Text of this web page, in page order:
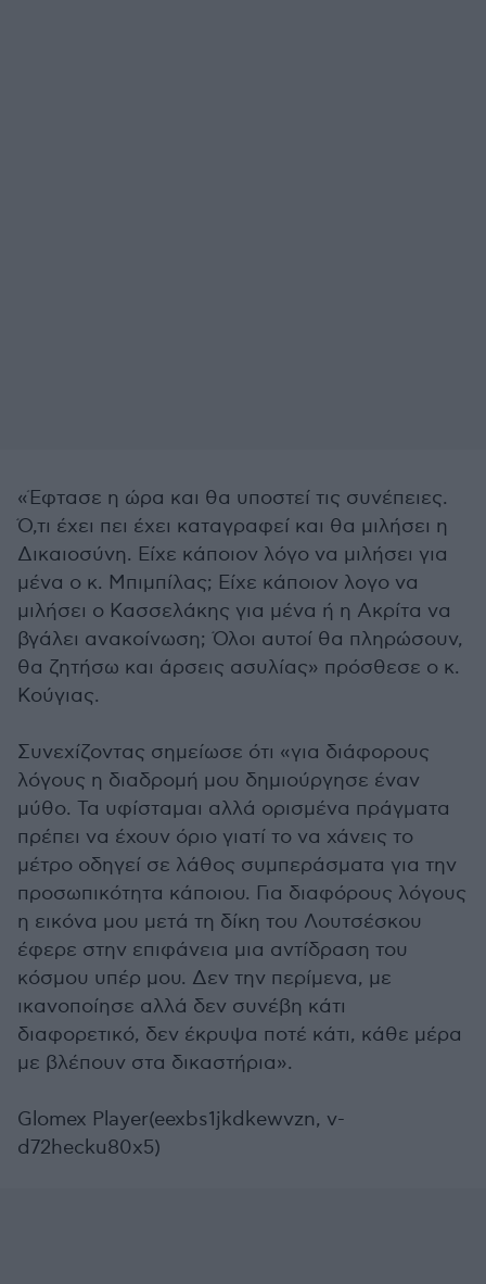
«Έφτασε η ώρα και θα υποστεί τις συνέπειες.
Ό,τι έχει πει έχει καταγραφεί και θα μιλήσει η
Δικαιοσύνη. Είχε κάποιον λόγο να μιλήσει για
μένα ο κ. Μπιμπίλας; Είχε κάποιον λογο να
μιλήσει ο Κασσελάκης για μένα ή η Ακρίτα να
βγάλει ανακοίνωση; Όλοι αυτοί θα πληρώσουν,
θα ζητήσω και άρσεις ασυλίας» πρόσθεσε ο κ.
Κούγιας.
Συνεχίζοντας σημείωσε ότι «για διάφορους
λόγους η διαδρομή μου δημιούργησε έναν
μύθο. Τα υφίσταμαι αλλά ορισμένα πράγματα
πρέπει να έχουν όριο γιατί το να χάνεις το
μέτρο οδηγεί σε λάθος συμπεράσματα για την
προσωπικότητα κάποιου. Για διαφόρους λόγους
η εικόνα μου μετά τη δίκη του Λουτσέσκου
έφερε στην επιφάνεια μια αντίδραση του
κόσμου υπέρ μου. Δεν την περίμενα, με
ικανοποίησε αλλά δεν συνέβη κάτι
διαφορετικό, δεν έκρυψα ποτέ κάτι, κάθε μέρα
με βλέπουν στα δικαστήρια».
Glomex Player(eexbs1jkdkewvzn, v-
d72hecku80x5)